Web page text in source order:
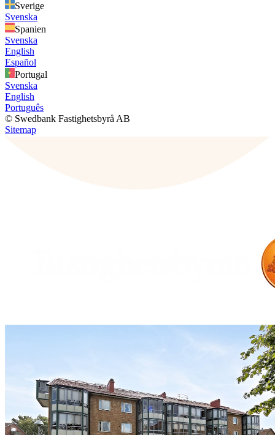
Sverige
Svenska
Spanien
Svenska
English
Español
Portugal
Svenska
English
Português
© Swedbank Fastighetsbyrå AB
Sitemap